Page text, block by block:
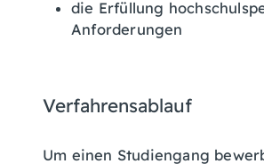
die Erfüllung
Anforderungen
Verfahrensablauf
Um einen Studiengang